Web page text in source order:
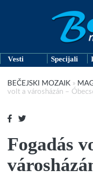
Vesti Specijali
BEČEJSKI MOZAIK »
volt a városházán –
Fogadás